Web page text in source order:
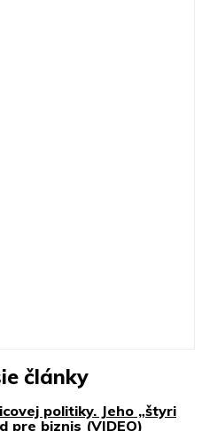
články
politiky. Jeho „štyri
pre biznis (VIDEO)